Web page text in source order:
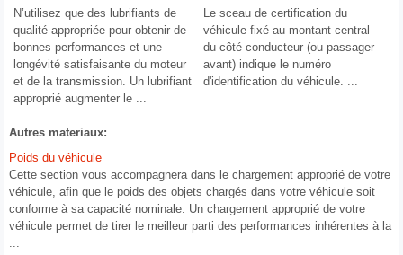
N’utilisez que des lubrifiants de
qualité appropriée pour obtenir de
bonnes performances et une
longévité satisfaisante du moteur
et de la transmission. Un lubrifiant
approprié augmenter le ...
Le sceau de certification du
véhicule fixé au montant central
du côté conducteur (ou passager
avant) indique le numéro
d'identification du véhicule. ...
Autres materiaux:
Poids du véhicule
Cette section vous accompagnera dans le chargement approprié de votre
véhicule, afin que le poids des objets chargés dans votre véhicule soit
conforme à sa capacité nominale. Un chargement approprié de votre
véhicule permet de tirer le meilleur parti des performances inhérentes à la
...